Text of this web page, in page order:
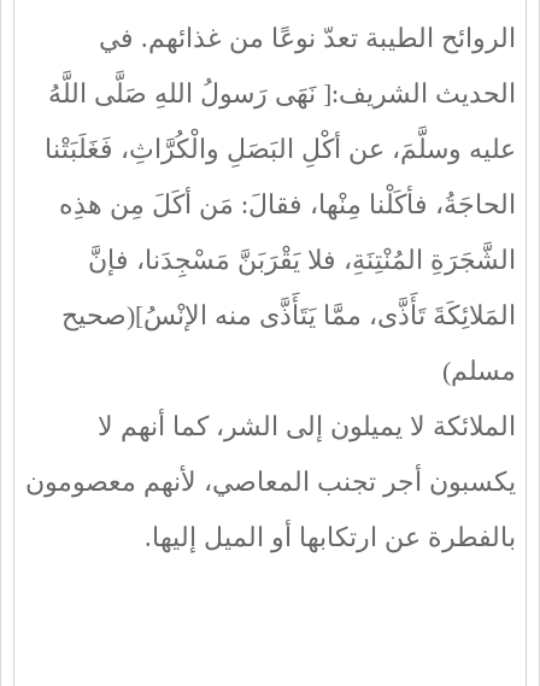
الروائح الطيبة تعدّ نوعًا من غذائهم. في
الحديث الشريف:[ نَهَى رَسولُ اللهِ صَلَّى اللَّهُ
عليه وسلَّمَ، عن أكْلِ البَصَلِ والْكُرَّاثِ، فَغَلَبَتْنا
الحاجَةُ، فأكَلْنا مِنْها، فقالَ: مَن أكَلَ مِن هذِه
الشَّجَرَةِ المُنْتِنَةِ، فلا يَقْرَبَنَّ مَسْجِدَنا، فإنَّ
المَلائِكَةَ تَأَذَّى، ممَّا يَتَأَذَّى منه الإنْسُ](صحيح
مسلم)
الملائكة لا يميلون إلى الشر، كما أنهم لا
يكسبون أجر تجنب المعاصي، لأنهم معصومون
بالفطرة عن ارتكابها أو الميل إليها.